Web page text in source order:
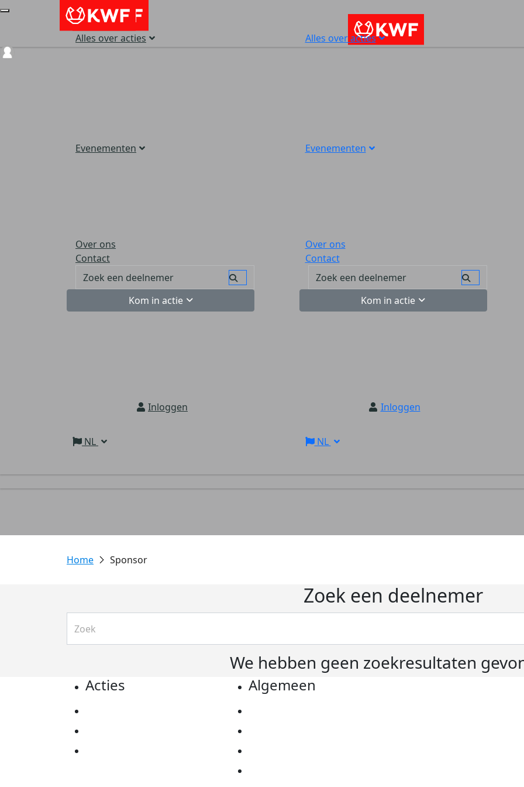
Alles over acties
Evenementen
Over ons
Contact
Kom in actie
Inloggen
NL
Alles over acties
Evenementen
Over ons
Contact
Kom in actie
Inloggen
NL
Sponsor
Zoek een deelnemer
We hebben geen zoekresultaten
Acties Algemeen